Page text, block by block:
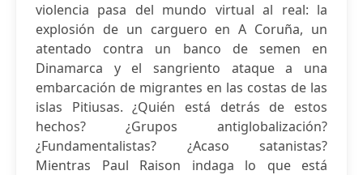
violencia pasa del mundo virtual al real: la
explosión de un carguero en A Coruña, un
atentado contra un banco de semen en
Dinamarca y el sangriento ataque a una
embarcación de migrantes en las costas de las
islas Pitiusas. ¿Quién está detrás de estos
hechos? ¿Grupos antiglobalización?
¿Fundamentalistas? ¿Acaso satanistas?
Mientras Paul Raison indaga lo que está